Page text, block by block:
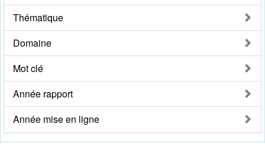
Thématique
Domaine
Mot clé
Année rapport
Année mise en ligne